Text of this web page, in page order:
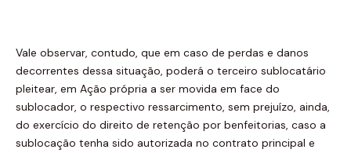
Vale observar, contudo, que em caso de perdas e danos
decorrentes dessa situação, poderá o terceiro sublocatário
pleitear, em Ação própria a ser movida em face do
sublocador, o respectivo ressarcimento, sem prejuízo, ainda,
do exercício do direito de retenção por benfeitorias, caso a
sublocação tenha sido autorizada no contrato principal e